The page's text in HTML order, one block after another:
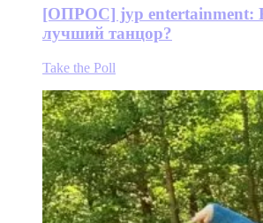
[ОПРОС] jyp entertainment:
лучший танцор?
Take the Poll